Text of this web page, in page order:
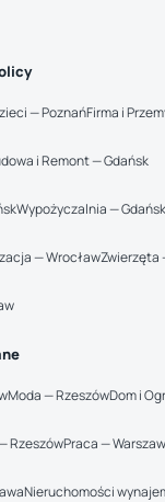
— PoznańFirma i
i Remont — Gdańsk
Wypożyczalnia — Gdańsk
— WrocławZwierzęta
Moda — RzeszówDom i
RzeszówPraca —
Nieruchomości